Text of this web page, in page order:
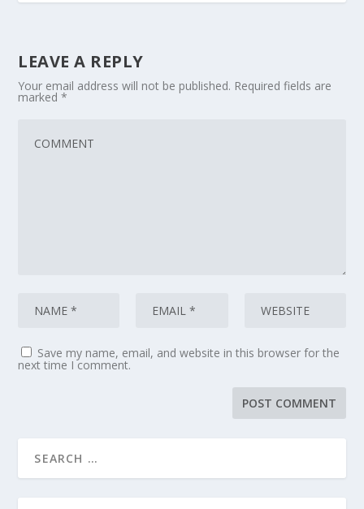
LEAVE A REPLY
Your email address will not be published. Required fields are
marked*
Save my name, email, and website in this browser for the
next time I comment.